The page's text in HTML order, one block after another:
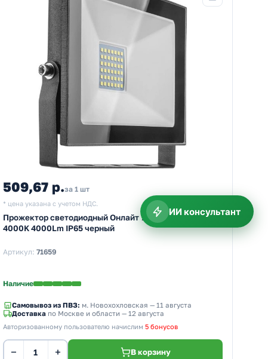
509,67 р.за 1 шт
* цена указана с учетом НДС.
Прожектор светодиодный Онлайт 71 659 OFL 50W
4000K 4000Lm IP65 черный
Артикул: 71659
Наличие
Самовывоз из ПВЗ: м. Новохохловская — 11 августа
Доставка по Москве и области — 12 августа
Авторизованному пользователю начислим 5 бонусов
− + В корзину
ИИ консультант